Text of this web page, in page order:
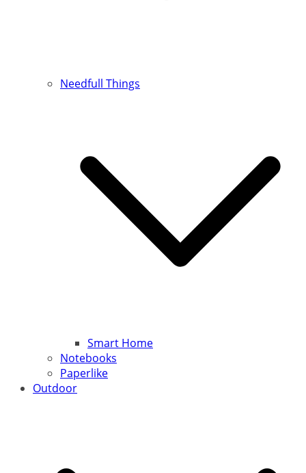
Needfull Things
Smart Home
Notebooks
Paperlike
Outdoor